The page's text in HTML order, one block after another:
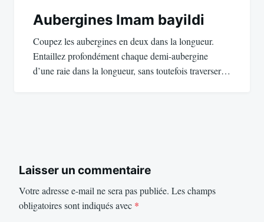
Aubergines Imam bayildi
Coupez les aubergines en deux dans la longueur.
Entaillez profondément chaque demi-aubergine
d’une raie dans la longueur, sans toutefois traverser…
Laisser un commentaire
Votre adresse e-mail ne sera pas publiée. Les champs
obligatoires sont indiqués avec *